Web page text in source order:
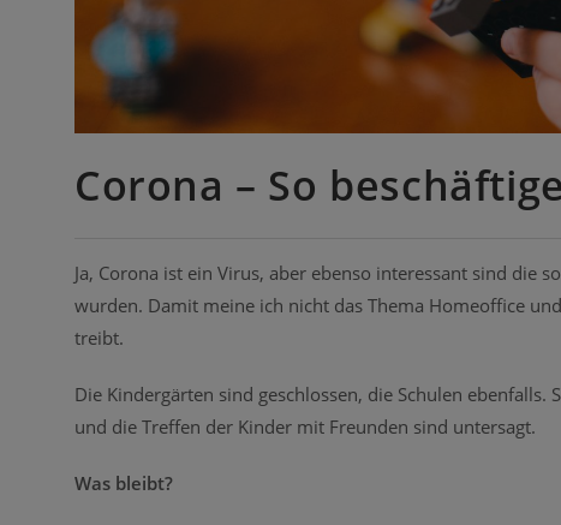
Corona – So
Ja, Corona ist ein Virus, aber ebenso interessant sind die
wurden. Damit meine ich nicht das Thema Homeoffice
treibt.
Die Kindergärten sind geschlossen, die Schulen ebenfalls.
und die Treffen der Kinder mit Freunden sind untersagt.
Was bleibt?